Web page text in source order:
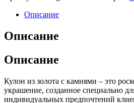
Описание
Описание
Описание
Кулон из золота с камнями – это
украшение, созданное специально
индивидуальных предпочтений